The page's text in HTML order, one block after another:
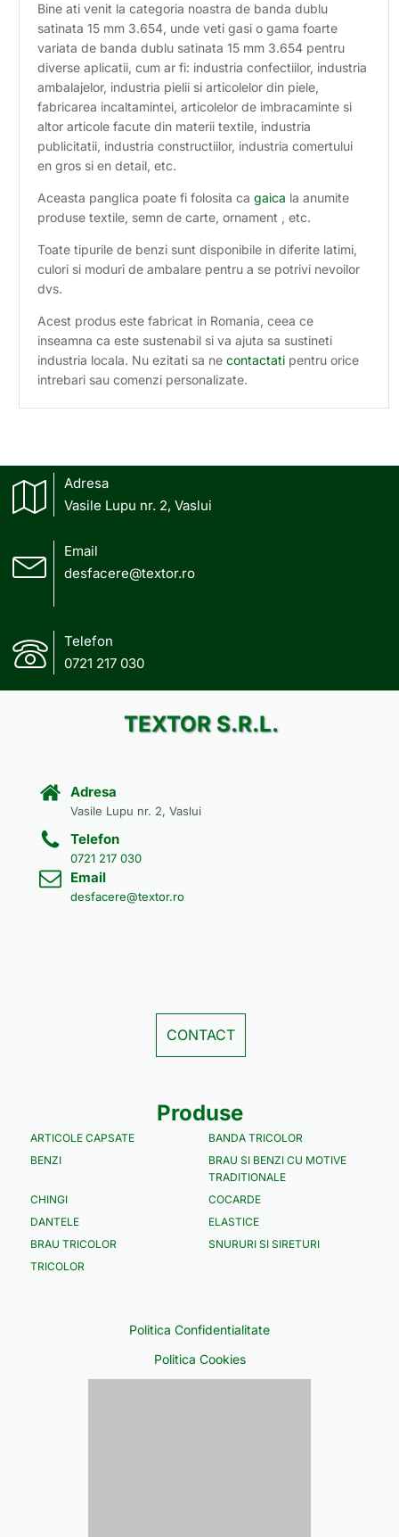
Bine ati venit la categoria noastra de banda dublu
satinata 15 mm 3.654, unde veti gasi o gama foarte
variata de banda dublu satinata 15 mm 3.654 pentru
diverse aplicatii, cum ar fi: industria confectiilor, industria
ambalajelor, industria pielii si articolelor din piele,
fabricarea incaltamintei, articolelor de imbracaminte si
altor articole facute din materii textile, industria
publicitatii, industria constructiilor, industria comertului
en gros si en detail, etc.
Aceasta panglica poate fi folosita cagaica la anumite
produse textile, semn de carte, ornament , etc.
Toate tipurile de benzi sunt disponibile in diferite latimi,
culori si moduri de ambalare pentru a se potrivi nevoilor
dvs.
Acest produs este fabricat in Romania, ceea ce
inseamna ca este sustenabil si va ajuta sa sustineti
industria locala. Nu ezitati sa necontactati pentru orice
intrebari sau comenzi personalizate.
Adresa
Vasile Lupu nr. 2, Vaslui
Email
desfacere@textor.ro
Telefon
0721 217 030
TEXTOR S.R.L.
Adresa
Vasile Lupu nr. 2, Vaslui
Telefon
0721 217 030
Email
desfacere@textor.ro
CONTACT
Produse
ARTICOLE CAPSATE
BANDA TRICOLOR
BENZI
BRAU SI BENZI CU MOTIVE
TRADITIONALE
CHINGI
COCARDE
DANTELE
ELASTICE
BRAU TRICOLOR
SNURURI SI SIRETURI
TRICOLOR
Politica Confidentialitate
Politica Cookies